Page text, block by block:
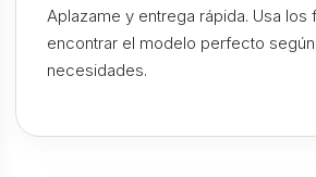
Aplazame y entrega rápida. Usa los
encontrar el modelo perfecto
necesidades.